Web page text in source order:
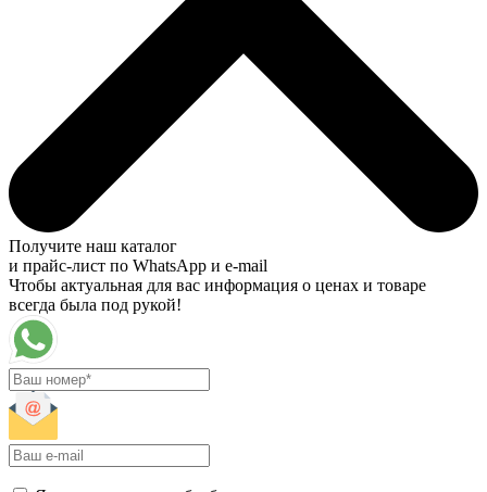
Получите наш каталог
и прайс-лист по WhatsApp и e-mail
Чтобы актуальная для вас информация о ценах и товаре
всегда была под рукой!